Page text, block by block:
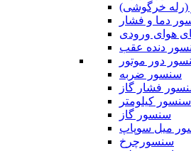
(رله خرگوشی)
دما و فشار
هوای ورودی
دنده عقب
دور موتور
سنسور ضربه
فشار گاز
سنسور کیلومتر
سنسور گاز
میل سوپاپ
سنسورچرخ